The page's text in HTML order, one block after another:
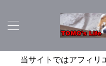
当サイトではアフィリ